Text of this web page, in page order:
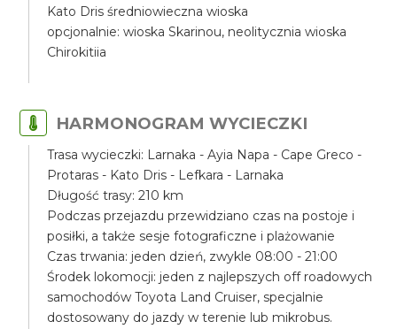
Kato Dris średniowieczna wioska
opcjonalnie: wioska Skarinou, neolitycznia wioska
Chirokitiia
HARMONOGRAM WYCIECZKI
Trasa wycieczki: Larnaka - Ayia Napa - Cape Greco -
Protaras - Kato Dris - Lefkara - Larnaka
Długość trasy: 210 km
Podczas przejazdu przewidziano czas na postoje i
posiłki, a także sesje fotograficzne i plażowanie
Czas trwania: jeden dzień, zwykle 08:00 - 21:00
Środek lokomocji: jeden z najlepszych off roadowych
samochodów Toyota Land Cruiser, specjalnie
dostosowany do jazdy w terenie lub mikrobus.